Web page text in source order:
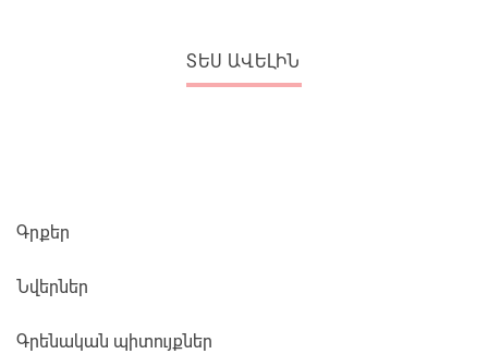
ՏԵՍ ԱՎԵԼԻՆ
Գրքեր
Նվերներ
Գրենական պիտույքներ